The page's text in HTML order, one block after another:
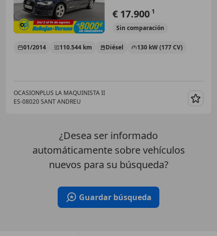
€ 17.900 1
Sin comparación
01/2014 110.544 km Diésel 130 kW (177 CV)
OCASIONPLUS LA MAQUINISTA II
ES-08020 SANT ANDREU
¿Desea ser informado
automáticamente sobre vehículos
nuevos para su búsqueda?
Guardar búsqueda